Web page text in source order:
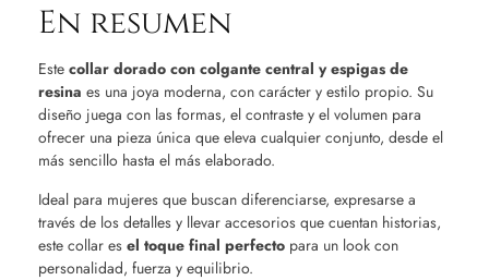
En resumen
Este collar dorado con colgante central y espigas de
resina es una joya moderna, con carácter y estilo propio. Su
diseño juega con las formas, el contraste y el volumen para
ofrecer una pieza única que eleva cualquier conjunto, desde el
más sencillo hasta el más elaborado.
Ideal para mujeres que buscan diferenciarse, expresarse a
través de los detalles y llevar accesorios que cuentan historias,
este collar es el toque final perfecto para un look con
personalidad, fuerza y equilibrio.